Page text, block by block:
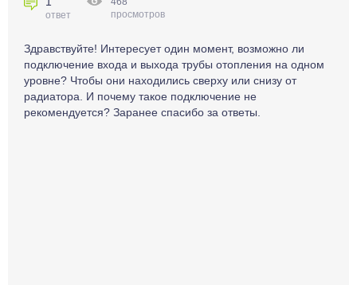
ответ
просмотров
Здравствуйте! Интересует один момент, возможно ли
подключение входа и выхода трубы отопления на одном
уровне? Чтобы они находились сверху или снизу от
радиатора. И почему такое подключение не
рекомендуется? Заранее спасибо за ответы.